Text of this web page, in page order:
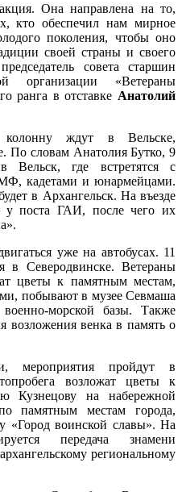
Она направлена на то,
кто обеспечил нам мирное
поколения, чтобы оно
своей страны и своего
совета старшин
организации «Ветераны
ранга в отставке Анатолий
колонну ждут в Вельске,
По словам Анатолия Бутко, 9
Вельск, где встретятся с
кадетами и юнармейцами.
в Архангельск. На въезде
у поста ГАИ, после чего их
уже на автобусах. 11
в Северодвинске. Ветераны
цветы к памятным местам,
побывают в музее Севмаша
морской базы. Также
возложения венка в память о
пройдут в
возложат цветы к
Кузнецову на набережной
памятным местам города,
«Город воинской славы». На
передача знамени
региональному